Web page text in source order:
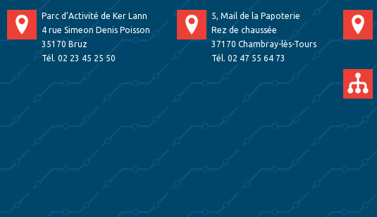
Parc d’Activité de Ker Lann
4 rue Simeon Denis Poisson
35170 Bruz
Tél. 02 23 45 25 50
5, Mail de la Papoterie
Rez de chaussée
37170 Chambray-lès-Tours
Tél. 02 47 55 64 73